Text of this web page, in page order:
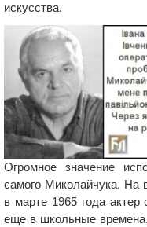
искусства.
Огромное значение
самого Миколайчука. На
в марте 1965 года
еще в школьные